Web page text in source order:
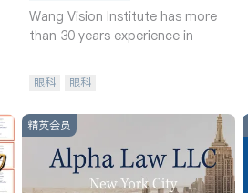
Wang Vision Institute has more
than 30 years experience in
眼科 眼科
精英会员